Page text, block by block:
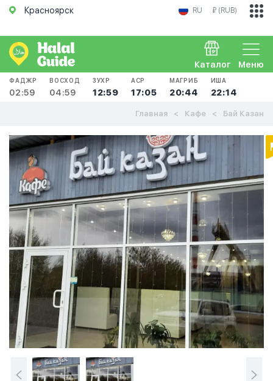
Красноярск RU ₽ (RUB)
Меню
Каталог
ФАДЖР
02:59
ВОСХОД
04:59
ЗУХР
12:59
АСР
17:05
МАГРИБ
20:44
ИША
22:14
Главная Кафе Бай Казан